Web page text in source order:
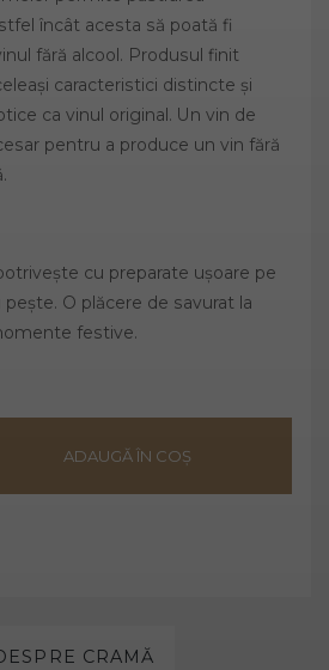
încât acesta să poată fi
fără alcool. Produsul finit
caracteristici distincte și
ca vinul original. Un vin de
pentru a produce un vin fără
cu preparate ușoare pe
O plăcere de savurat la
festive.
ADAUGĂ ÎN COȘ
CRAMĂ